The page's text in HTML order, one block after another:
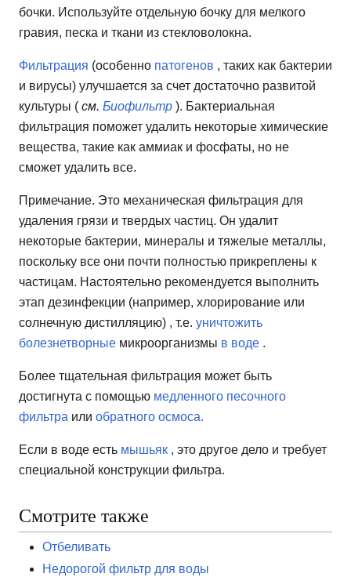
бочки. Используйте отдельную бочку для мелкого
гравия, песка и ткани из стекловолокна.
Фильтрация (особенно патогенов , таких как бактерии
и вирусы) улучшается за счет достаточно развитой
культуры ( см. Биофильтр ). Бактериальная
фильтрация поможет удалить некоторые химические
вещества, такие как аммиак и фосфаты, но не
сможет удалить все.
Примечание. Это механическая фильтрация для
удаления грязи и твердых частиц. Он удалит
некоторые бактерии, минералы и тяжелые металлы,
поскольку все они почти полностью прикреплены к
частицам. Настоятельно рекомендуется выполнить
этап дезинфекции (например, хлорирование или
солнечную дистилляцию) , т.е. уничтожить
болезнетворные микроорганизмы в воде .
Более тщательная фильтрация может быть
достигнута с помощью медленного песочного
фильтра или обратного осмоса.
Если в воде есть мышьяк , это другое дело и требует
специальной конструкции фильтра.
Смотрите также
Отбеливать
Недорогой фильтр для воды